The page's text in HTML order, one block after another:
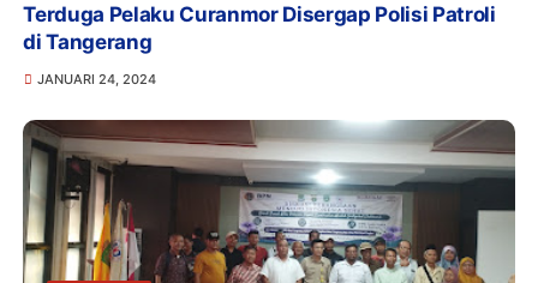
Terduga Pelaku Curanmor Disergap Polisi Patroli
di Tangerang
JANUARI 24, 2024